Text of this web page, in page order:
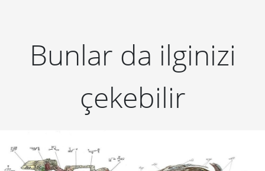
Bunlar da ilginizi
çekebilir